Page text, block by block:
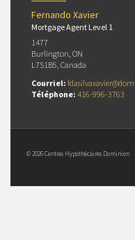
Fernando Xavier
Mortgage Agent Level 1
1477
Burlington, ON
L7S1B5, Canada
Courriel:
Téléphone: 416-996-3763
© 2026 Centres Hypothécaires Dominion